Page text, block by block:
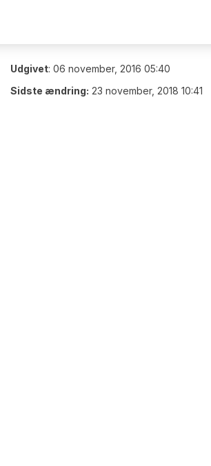
Udgivet: 06 november, 2016 05:40
Sidste ændring: 23 november, 2018 10:41